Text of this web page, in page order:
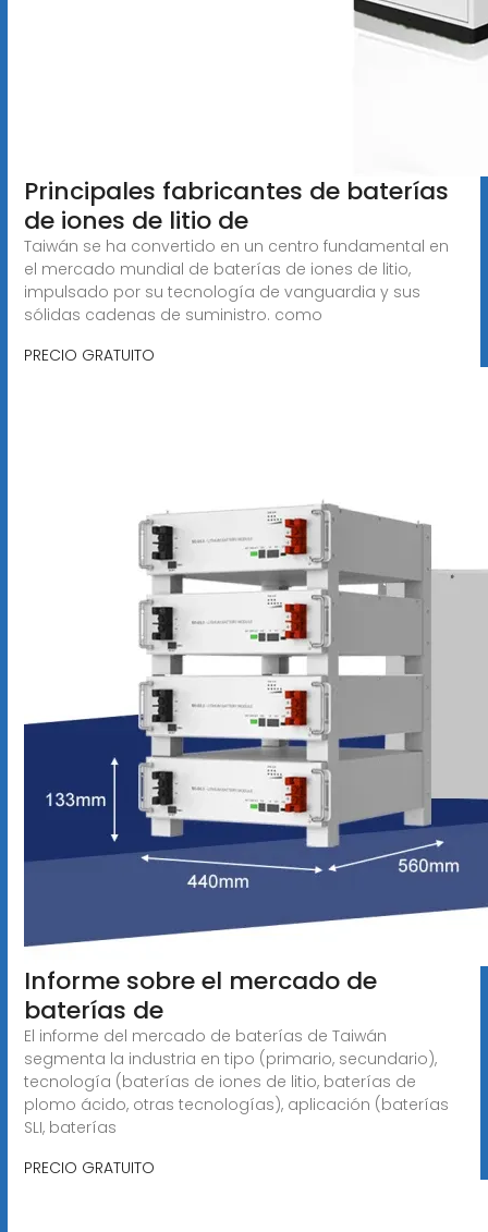
Principales fabricantes de baterías
de iones de litio de
Taiwán se ha convertido en un centro fundamental en
el mercado mundial de baterías de iones de litio,
impulsado por su tecnología de vanguardia y sus
sólidas cadenas de suministro. como
PRECIO GRATUITO
Informe sobre el mercado de
baterías de
El informe del mercado de baterías de Taiwán
segmenta la industria en tipo (primario, secundario),
tecnología (baterías de iones de litio, baterías de
plomo ácido, otras tecnologías), aplicación (baterías
SLI, baterías
PRECIO GRATUITO